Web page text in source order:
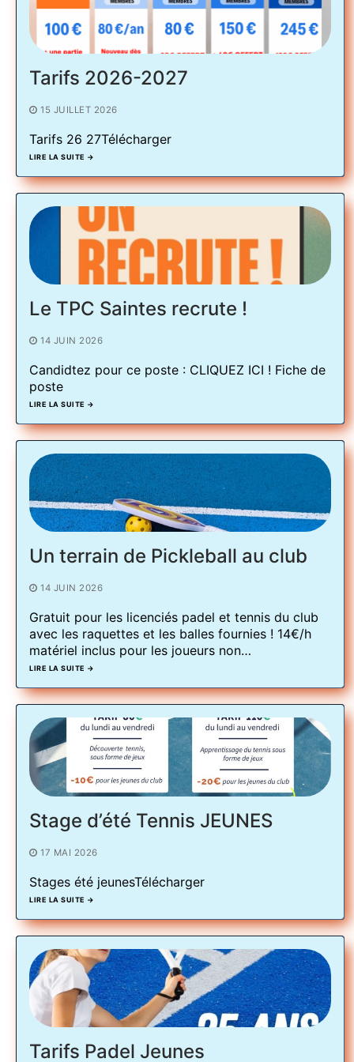
Calendrier Equipes Séniors Niveau
Tarifs 2026-2027
15 JUILLET 2026
Tarifs 26 27Télécharger
LIRE LA SUITE →
Le TPC Saintes recrute !
14 JUIN 2026
Candidtez pour ce poste : CLIQUEZ ICI ! Fiche de
poste
LIRE LA SUITE →
Un terrain de Pickleball au club
14 JUIN 2026
Gratuit pour les licenciés padel et tennis du club
avec les raquettes et les balles fournies ! 14€/h
matériel inclus pour les joueurs non…
LIRE LA SUITE →
Stage d’été Tennis JEUNES
17 MAI 2026
Stages été jeunesTélécharger
LIRE LA SUITE →
Tarifs Padel Jeunes